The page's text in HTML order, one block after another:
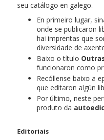
seu catálogo en galego.
En primeiro lugar,
onde se publicaron
hai imprentas que
diversidade de
Baixo o título
funcionaron como
Recóllense baixo a
que editaron algún
Por último, neste
produto da
Editoriais